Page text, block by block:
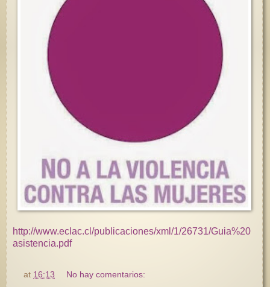
http://www.eclac.cl/publicaciones/xml/1/26731/Guia%20
asistencia.pdf
at 16:13 No hay comentarios: